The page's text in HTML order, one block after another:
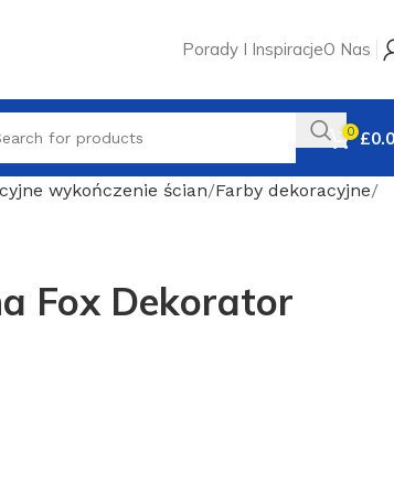
Porady I InspiracjeO Nas
0 £
wykończenie ścian Farby dekoracyjne
Fox Dekorator